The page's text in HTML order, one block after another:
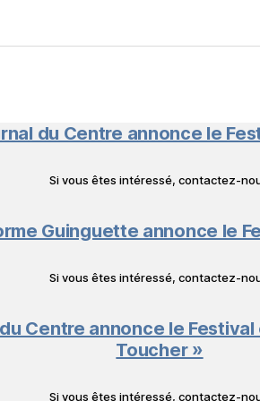
du Centre annonce le
Si vous êtes intéressé, contactez-
Guinguette annonce le
Si vous êtes intéressé, contactez-
Centre annonce le
Toucher »
Si vous êtes intéressé, contactez-